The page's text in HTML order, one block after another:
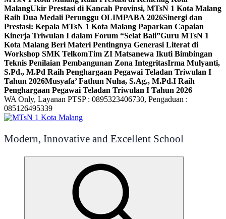
MalangUkir Prestasi di Kancah Provinsi, MTsN 1 Kota Malang
Raih Dua Medali Perunggu OLIMPABA 2026Sinergi dan
Prestasi: Kepala MTsN 1 Kota Malang Paparkan Capaian
Kinerja Triwulan I dalam Forum “Selat Bali”Guru MTsN 1
Kota Malang Beri Materi Pentingnya Generasi Literat di
Workshop SMK TelkomTim ZI Matsanewa Ikuti Bimbingan
Teknis Penilaian Pembangunan Zona IntegritasIrma Mulyanti,
S.Pd., M.Pd Raih Penghargaan Pegawai Teladan Triwulan I
Tahun 2026Musyafa’ Fathun Nuha, S.Ag., M.Pd.I Raih
Penghargaan Pegawai Teladan Triwulan I Tahun 2026
WA Only, Layanan PTSP : 0895323406730, Pengaduan :
085126495339
Modern, Innovative and Excellent School